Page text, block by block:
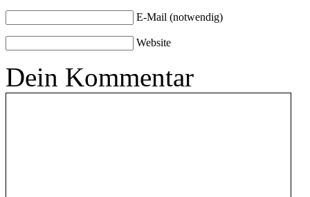
E-Mail (notwendig)
Website
Dein Kommentar